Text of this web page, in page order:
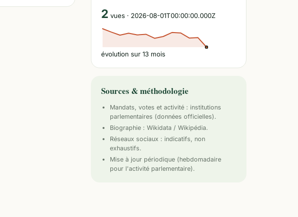
2 vues · 2026-08-01T00:00:00.000Z
évolution sur 13 mois
Sources & méthodologie
Mandats, votes et activité : institutions
parlementaires (données officielles).
Biographie : Wikidata / Wikipédia.
Réseaux sociaux : indicatifs, non
exhaustifs.
Mise à jour périodique (hebdomadaire
pour l'activité parlementaire).